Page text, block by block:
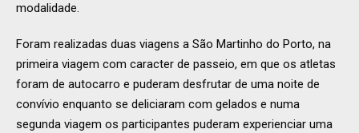
modalidade.
Foram realizadas duas viagens a São Martinho do Porto, na
primeira viagem com caracter de passeio, em que os atletas
foram de autocarro e puderam desfrutar de uma noite de
convívio enquanto se deliciaram com gelados e numa
segunda viagem os participantes puderam experienciar uma